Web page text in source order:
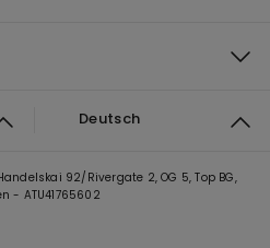
Deutsch
92/Rivergate 2, OG 5, Top BG,
- ATU41765602